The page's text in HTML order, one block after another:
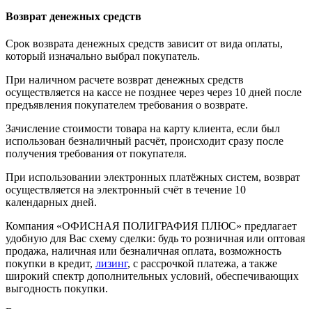
Возврат денежных средств
Срок возврата денежных средств зависит от вида оплаты,
который изначально выбрал покупатель.
При наличном расчете возврат денежных средств
осуществляется на кассе не позднее через через 10 дней после
предъявления покупателем требования о возврате.
Зачисление стоимости товара на карту клиента, если был
использован безналичный расчёт, происходит сразу после
получения требования от покупателя.
При использовании электронных платёжных систем, возврат
осуществляется на электронный счёт в течение 10
календарных дней.
Компания «ОФИСНАЯ ПОЛИГРАФИЯ ПЛЮС» предлагает
удобную для Вас схему сделки: будь то розничная или оптовая
продажа, наличная или безналичная оплата, возможность
покупки в кредит, лизинг, с рассрочкой платежа, а также
широкий спектр дополнительных условий, обеспечивающих
выгодность покупки.